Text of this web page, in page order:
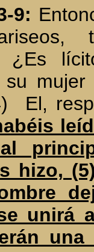
9:
¿Es
mujer
El,
hizo,
unirá